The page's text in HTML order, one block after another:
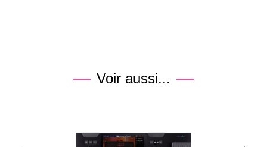
Voir aussi...